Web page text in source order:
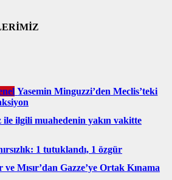
Yasemin Minguzzi’den Meclis’teki
ilgili muahedenin yakın vakitte
1 tutuklandı, 1 özgür
Mısır’dan Gazze’ye Ortak Kınama